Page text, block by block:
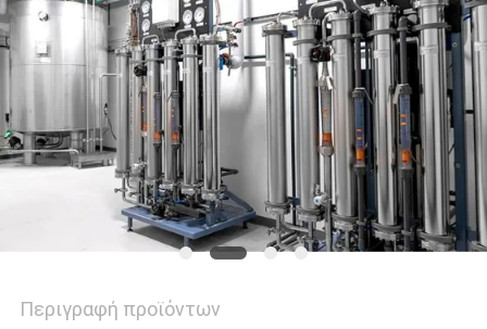
Περιγραφή προϊόντων